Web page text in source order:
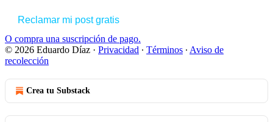
Reclamar mi post gratis
O compra una suscripción de pago.
© 2026 Eduardo Díaz · Privacidad ∙ Términos ∙ Aviso de
recolección
Crea tu Substack